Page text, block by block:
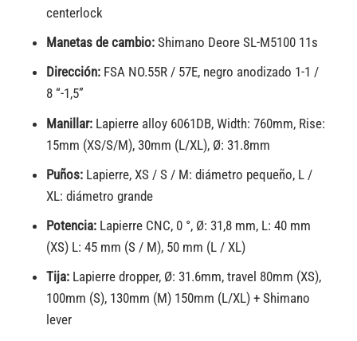
centerlock
Manetas de cambio: Shimano Deore SL-M5100 11s
Dirección: FSA NO.55R / 57E, negro anodizado 1-1 /
8 “-1,5”
Manillar: Lapierre alloy 6061DB, Width: 760mm, Rise:
15mm (XS/S/M), 30mm (L/XL), Ø: 31.8mm
Puños: Lapierre, XS / S / M: diámetro pequeño, L /
XL: diámetro grande
Potencia: Lapierre CNC, 0 °, Ø: 31,8 mm, L: 40 mm
(XS) L: 45 mm (S / M), 50 mm (L / XL)
Tija: Lapierre dropper, Ø: 31.6mm, travel 80mm (XS),
100mm (S), 130mm (M) 150mm (L/XL) + Shimano
lever